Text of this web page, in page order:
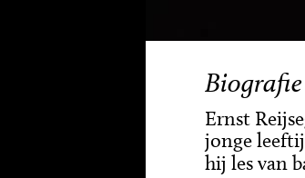
Biografie
Ernst
jonge
hij les van